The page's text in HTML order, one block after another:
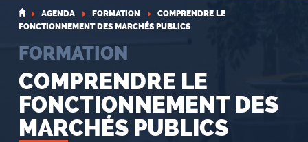
AGENDA FORMATION
COMPRENDRE LE
FONCTIONNEMENT DES MARCHÉS PUBLICS
FORMATION
COMPRENDRE LE
FONCTIONNEMENT DES
MARCHÉS PUBLICS